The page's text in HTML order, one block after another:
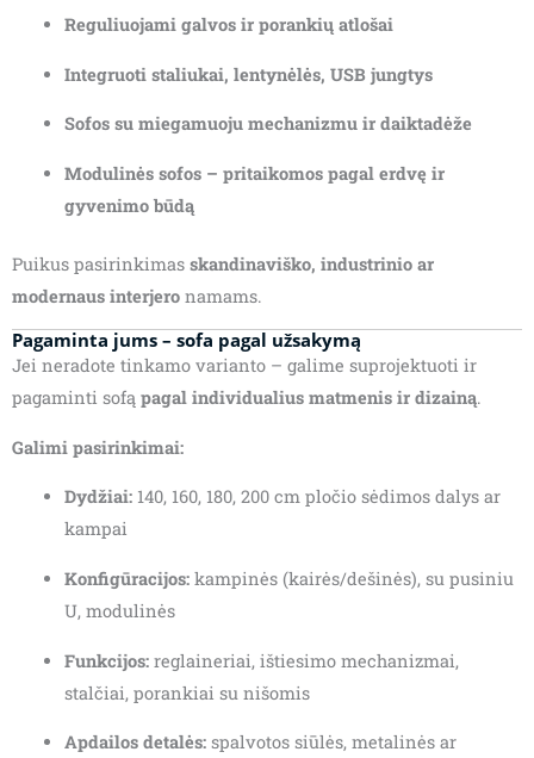
Reguliuojami galvos ir porankių atlošai
Integruoti staliukai, lentynėlės, USB jungtys
Sofos su miegamuoju mechanizmu ir daiktadėže
Modulinės sofos – pritaikomos pagal erdvę ir
gyvenimo būdą
Puikus pasirinkimas skandinaviško, industrinio ar
modernaus interjero namams.
Pagaminta jums – sofa pagal užsakymą
Jei neradote tinkamo varianto – galime suprojektuoti ir
pagaminti sofą pagal individualius matmenis ir dizainą.
Galimi pasirinkimai:
Dydžiai:140, 160, 180, 200 cm pločio sėdimos dalys ar
kampai
Konfigūracijos:kampinės (kairės/dešinės), su pusiniu
U, modulinės
Funkcijos:reglaineriai, ištiesimo mechanizmai,
stalčiai, porankiai su nišomis
Apdailos detalės:spalvotos siūlės, metalinės ar